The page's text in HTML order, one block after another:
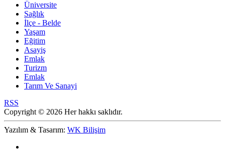
Üniversite
Sağlık
İlçe - Belde
Yaşam
Eğitim
Asayiş
Emlak
Turizm
Emlak
Tarım Ve Sanayi
RSS
Copyright © 2026 Her hakkı saklıdır.
Yazılım & Tasarım: WK Bilişim